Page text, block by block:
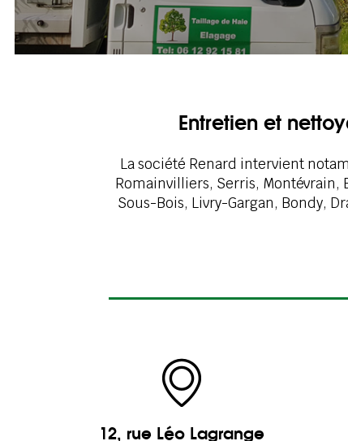
Entretien et
La société Renard intervient
Romainvilliers, Serris, Montévrain,
Sous-Bois, Livry-Gargan, Bondy,
12, rue Léo Lagrange